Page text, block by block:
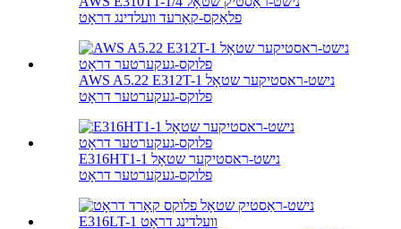
פלאַקס-קאָרעד וועלדינג דראָט
AWS A5.22 E312T-1 נישט-ראסטיקער שטאָל
פלוקס-געקערטער דראָט
E316HT1-1 נישט-ראסטיקער שטאָל
פלוקס-געקערטער דראָט